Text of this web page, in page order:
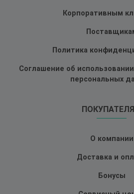
Корпоративным
Политика
Соглашение об
персональных
О компании
Доставка и
Бонусы